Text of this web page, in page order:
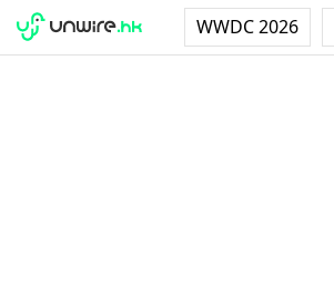
WWDC 2026